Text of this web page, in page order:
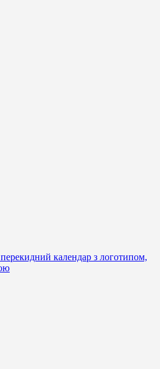
календар з логотипом,